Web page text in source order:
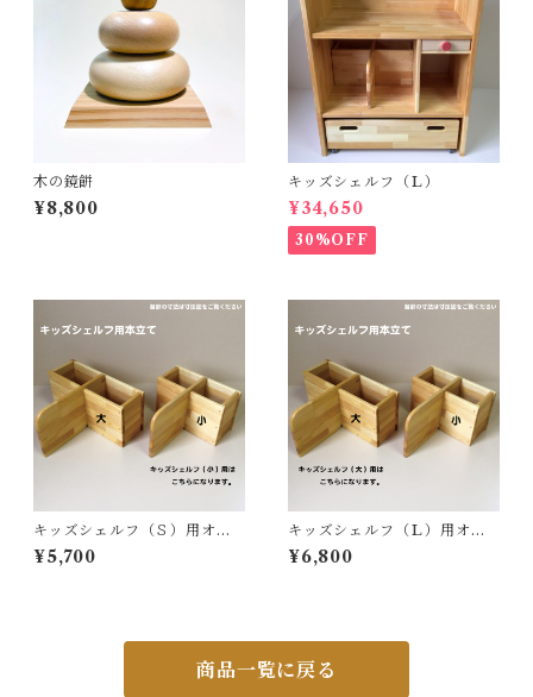
木の鏡餅
¥8,800
キッズシェルフ（Ｌ）
¥34,650
30%OFF
キッズシェルフ（Ｓ）用オプ
ション【ブックスタンド】
¥5,700
キッズシェルフ（Ｌ）用オプ
ション【ブックスタンド】
¥6,800
商品一覧に戻る